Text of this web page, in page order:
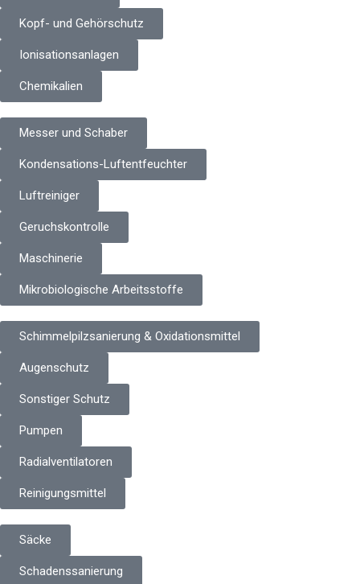
Kopf- und Gehörschutz
Ionisationsanlagen
Chemikalien
Messer und Schaber
Kondensations-Luftentfeuchter
Luftreiniger
Geruchskontrolle
Maschinerie
Mikrobiologische Arbeitsstoffe
Schimmelpilzsanierung & Oxidationsmittel
Augenschutz
Sonstiger Schutz
Pumpen
Radialventilatoren
Reinigungsmittel
Säcke
Schadenssanierung